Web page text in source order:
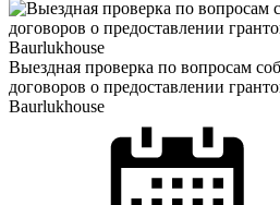
Выездная проверка по вопросам
договоров о предоставлении
Baurlukhouse